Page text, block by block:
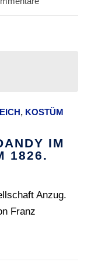
, KOSTÜM
IM
1826.
Anzug.
Franz